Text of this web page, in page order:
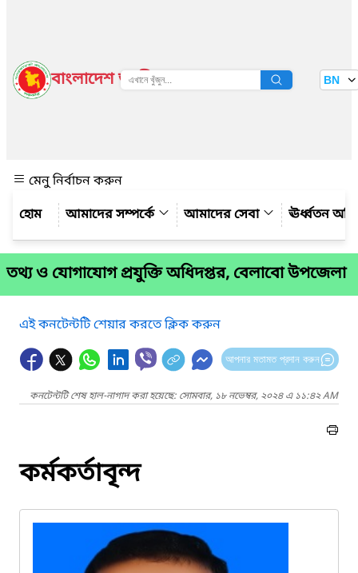
বাংলাদেশ জাতীয় তথ্য বাতায়ন BN
মেনু নির্বাচন করুন
আমাদের সম্পর্কে
আমাদের সেবা ঊর্ধ্বতন
তথ্য ও যোগাযোগ প্রযুক্তি অধিদপ্তর, বেলাবো উপজেলা
এই কনটেন্টটি শেয়ার করতে ক্লিক করুন
আপনার মতামত প্রদান করুন
কনটেন্টটি শেষ হাল-নাগাদ করা হয়েছে: সোমবার, ১৮ নভেম্বর, ২০২৪ এ ১১:৪২ AM
কর্মকর্তাবৃন্দ